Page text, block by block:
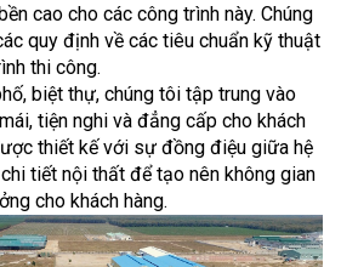
cao cho các công trình này. Chúng
quy định về các tiêu chuẩn kỹ thuật
thi công.
biệt thự, chúng tôi tập trung vào
tiện nghi và đẳng cấp cho khách
thiết kế với sự đồng điệu giữa hệ
tiết nội thất để tạo nên không gian
cho khách hàng.